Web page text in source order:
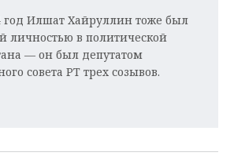
год Илшат Хайруллин тоже был
личностью в политической
— он был депутатом
совета РТ трех созывов.